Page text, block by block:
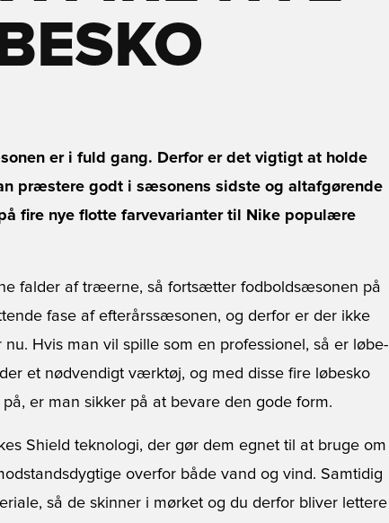
er i fuld gang. Derfor er det vigtigt at holde
præstere godt i sæsonens sidste og altafgørende
fire nye flotte farvevarianter til Nike populære
falder af træerne, så fortsætter fodboldsæsonen på
fase af efterårssæsonen, og derfor er der ikke
Hvis man vil spille som en professionel, så er løbe-
et nødvendigt værktøj, og med disse fire løbesko
er man sikker på at bevare den gode form.
Shield teknologi, der gør dem egnet til at bruge om
overfor både vand og vind. Samtidig
så de skinner i mørket og du derfor bliver lettere